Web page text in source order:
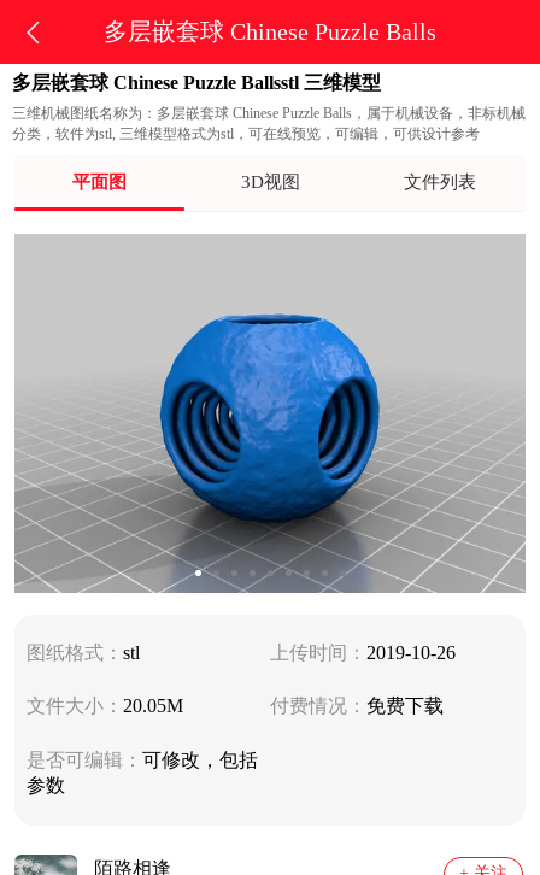
多层嵌套球 Chinese Puzzle Balls
多层嵌套球 Chinese Puzzle Ballsstl 三维模型
三维机械图纸名称为：多层嵌套球 Chinese Puzzle Balls，属于机械设备，非标机械
分类，软件为stl, 三维模型格式为stl，可在线预览，可编辑，可供设计参考
平面图 3D视图 文件列表
图纸格式： stl 上传时间： 2019-10-26
文件大小： 20.05M 付费情况： 免费下载
是否可编辑： 可修改，包括
参数
陌路相逢